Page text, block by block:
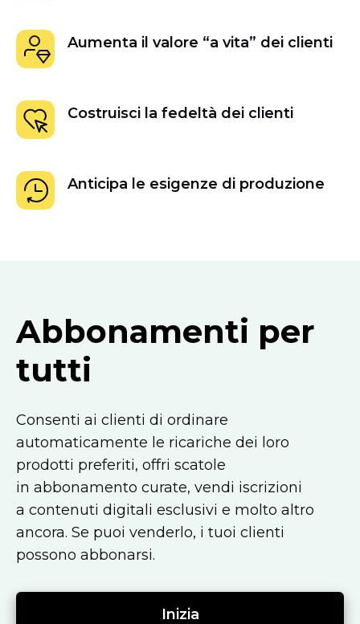
Aumenta il valore “a vita” dei clienti
Costruisci la fedeltà dei clienti
Anticipa le esigenze di produzione
Abbonamenti per
tutti
Consenti ai clienti di ordinare
automaticamente le ricariche dei loro
prodotti preferiti, offri scatole
in abbonamento curate, vendi iscrizioni
a contenuti digitali esclusivi e molto altro
ancora. Se puoi venderlo, i tuoi clienti
possono abbonarsi.
Inizia